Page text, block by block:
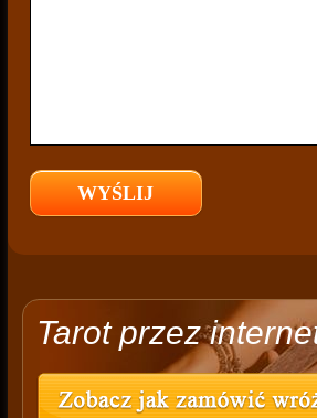
Tarot przez